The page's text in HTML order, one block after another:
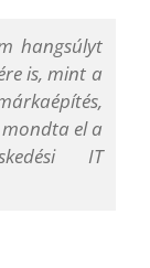
hangsúlyt
is, mint a
el a
IT